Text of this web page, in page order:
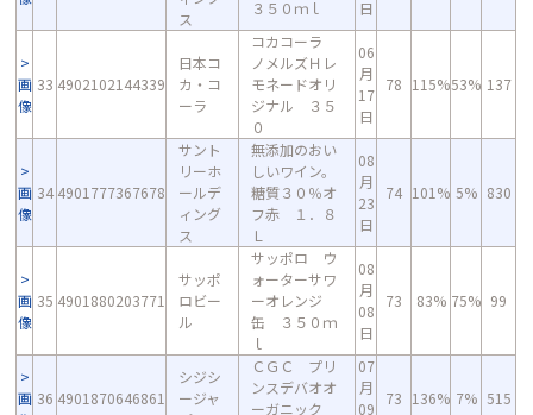
ス
３５０ｍｌ
日
画
像
33 4902102144339
日本コ
カ・コ
ーラ
コカコーラ
ノメルズＨレ
モネードオリ
ジナル ３５
０
06
月
17
日
78 115%53% 137
画
像
34 4901777367678
サント
リーホ
ールデ
ィング
ス
無添加のおい
しいワイン。
糖質３０％オ
フ赤 １．８
Ｌ
08
月
23
日
74 101% 5% 830
画
像
35 4901880203771
サッポ
ロビー
ル
サッポロ ウ
ォーターサワ
ーオレンジ
缶 ３５０ｍ
ｌ
08
月
08
日
73 83% 75% 99
画 36 4901870646861
シジシ
ージャ
ＣＧＣ プリ
ンスデバオオ
ーガニック
07
月
09
73 136% 7% 515